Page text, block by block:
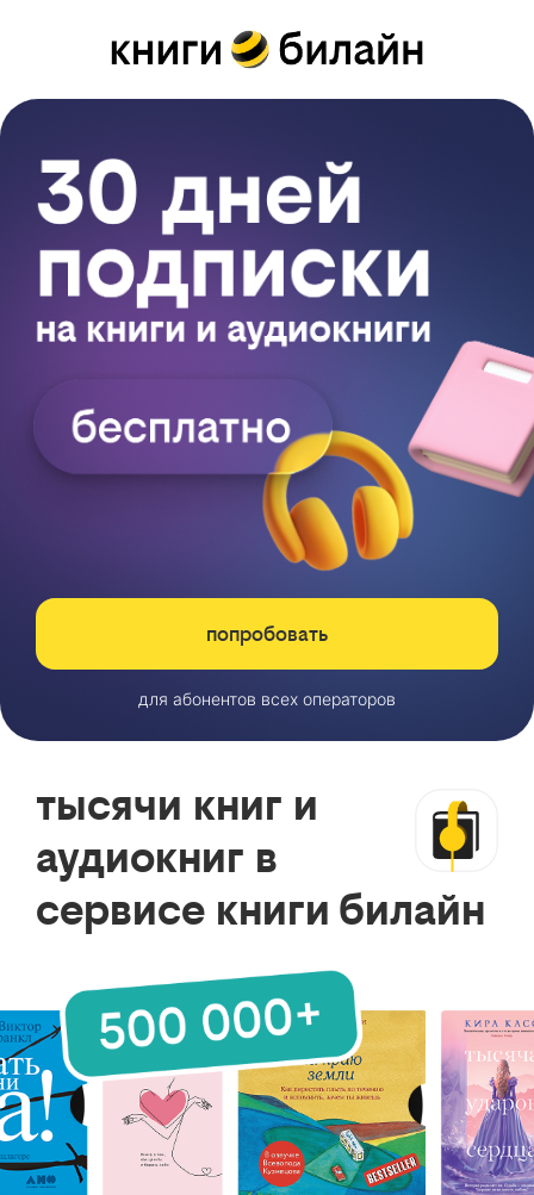
попробовать
для абонентов всех операторов
тысячи книг и
аудиокниг в
сервисе книги билайн